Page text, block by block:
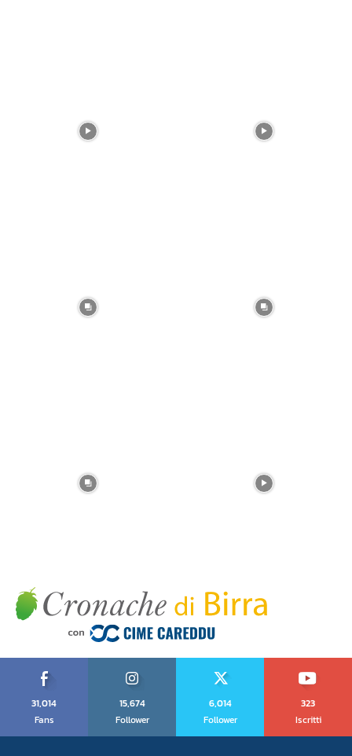
31,014
Fans
15,674
Follower
6,014
Follower
323
Iscritti